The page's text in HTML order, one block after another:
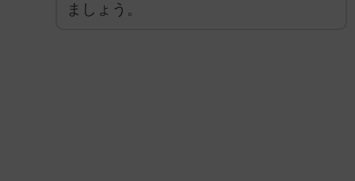
ましょう。